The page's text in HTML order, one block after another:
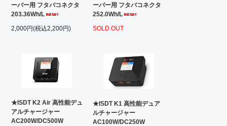
ーバー用 フタバコネクタ
203.36Wh/L
2,000円(税込2,200円)
ーバー用 フタバコネクタ
252.0Wh/L
SOLD OUT
★ISDT K2 Air 高性能デュ
アルチャージャー
AC200W/DC500W
★ISDT K1 高性能デュア
ルチャージャー
AC100W/DC250W